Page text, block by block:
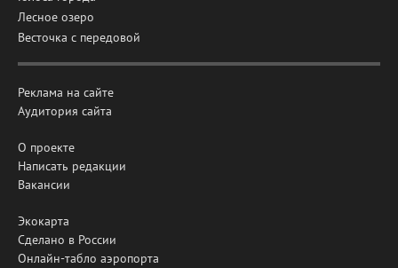
Лесное озеро
Весточка с передовой
Реклама на сайте
Аудитория сайта
О проекте
Написать редакции
Вакансии
Экокарта
Сделано в России
Онлайн-табло аэропорта